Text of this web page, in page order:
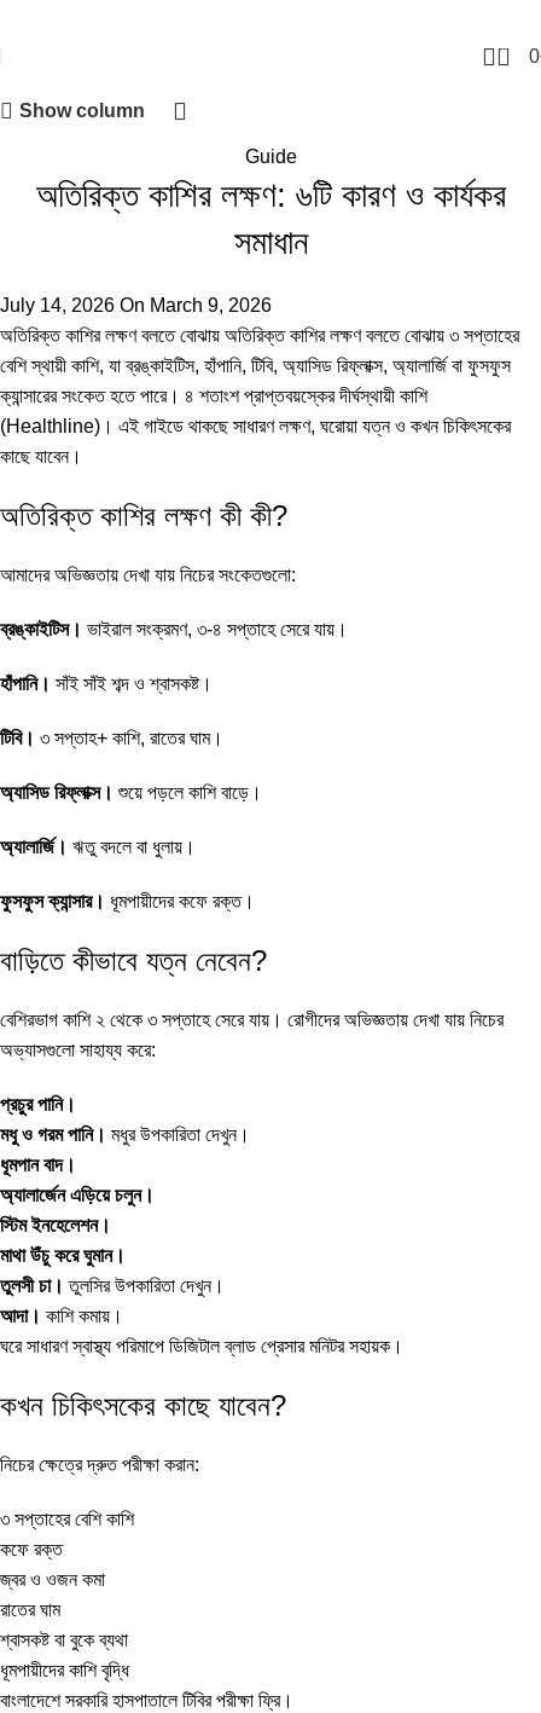
0 0
Show column
Guide
অতিরিক্ত কাশির লক্ষণ: ৬টি কারণ ও কার্যকর
সমাধান
July 14, 2026 On March 9, 2026
অতিরিক্ত কাশির লক্ষণ বলতে বোঝায় অতিরিক্ত কাশির লক্ষণ বলতে বোঝায় ৩ সপ্তাহের
বেশি স্থায়ী কাশি, যা ব্রঙ্কাইটিস, হাঁপানি, টিবি, অ্যাসিড রিফ্লাক্স, অ্যালার্জি বা ফুসফুস
ক্যান্সারের সংকেত হতে পারে। ৪ শতাংশ প্রাপ্তবয়স্কের দীর্ঘস্থায়ী কাশি
(Healthline)। এই গাইডে থাকছে সাধারণ লক্ষণ, ঘরোয়া যত্ন ও কখন চিকিৎসকের
কাছে যাবেন।
অতিরিক্ত কাশির লক্ষণ কী কী?
আমাদের অভিজ্ঞতায় দেখা যায় নিচের সংকেতগুলো:
ব্রঙ্কাইটিস। ভাইরাল সংক্রমণ, ৩-৪ সপ্তাহে সেরে যায়।
হাঁপানি। সাঁই সাঁই শব্দ ও শ্বাসকষ্ট।
টিবি। ৩ সপ্তাহ+ কাশি, রাতের ঘাম।
অ্যাসিড রিফ্লাক্স। শুয়ে পড়লে কাশি বাড়ে।
অ্যালার্জি। ঋতু বদলে বা ধুলায়।
ফুসফুস ক্যান্সার। ধূমপায়ীদের কফে রক্ত।
বাড়িতে কীভাবে যত্ন নেবেন?
বেশিরভাগ কাশি ২ থেকে ৩ সপ্তাহে সেরে যায়। রোগীদের অভিজ্ঞতায় দেখা যায় নিচের
অভ্যাসগুলো সাহায্য করে:
প্রচুর পানি।
মধু ও গরম পানি। মধুর উপকারিতা দেখুন।
ধূমপান বাদ।
অ্যালার্জেন এড়িয়ে চলুন।
স্টিম ইনহেলেশন।
মাথা উঁচু করে ঘুমান।
তুলসী চা। তুলসির উপকারিতা দেখুন।
আদা। কাশি কমায়।
ঘরে সাধারণ স্বাস্থ্য পরিমাপে ডিজিটাল ব্লাড প্রেসার মনিটরসহায়ক।
কখন চিকিৎসকের কাছে যাবেন?
নিচের ক্ষেত্রে দ্রুত পরীক্ষা করান:
৩ সপ্তাহের বেশি কাশি
কফে রক্ত
জ্বর ও ওজন কমা
রাতের ঘাম
শ্বাসকষ্ট বা বুকে ব্যথা
ধূমপায়ীদের কাশি বৃদ্ধি
বাংলাদেশে সরকারি হাসপাতালে টিবির পরীক্ষা ফ্রি।